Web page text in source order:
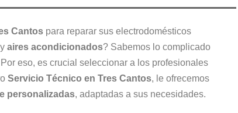
Cantos para reparar sus electrodomésticos
y aires acondicionados? Sabemos lo complicado
eso, es crucial seleccionar a los profesionales
Servicio Técnico en Tres Cantos, le ofrecemos
personalizadas, adaptadas a sus necesidades.